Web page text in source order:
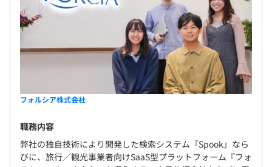
フォルシア株式会社
職務内容
弊社の独自技術により開発した検索システム『Spook』なら
びに、旅行／観光事業者向けSaaS型プラットフォーム『フォ